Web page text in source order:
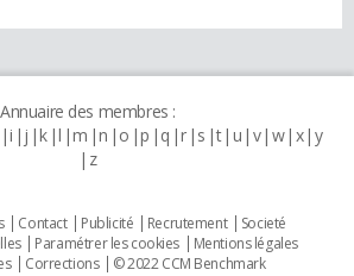
Annuaire des membres :
i j k l m n o p q r s t u v w x y
z
Contact Publicité Recrutement
Societé
Paramétrer les cookies
Mentions légales
Corrections © 2022 CCM Benchmark